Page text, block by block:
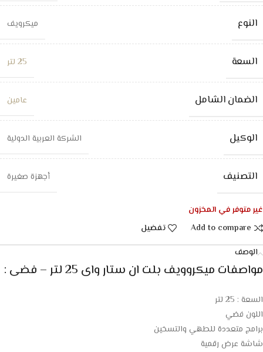
النوع ميكرويف
السعة 25 لتر
الضمان الشامل عامين
الوكيل الشركة العربية الدولية
التصنيف أجهزة صغيرة
غير متوفر في المخزون
Add to compare
تفضيل
الوصف
مواصفات ميكروويف بلت ان ستار واى 25 لتر – فضى :
السعة : 25 لتر
اللون فضي
برامج متعددة للطهي والتسخين
شاشة عرض رقمية